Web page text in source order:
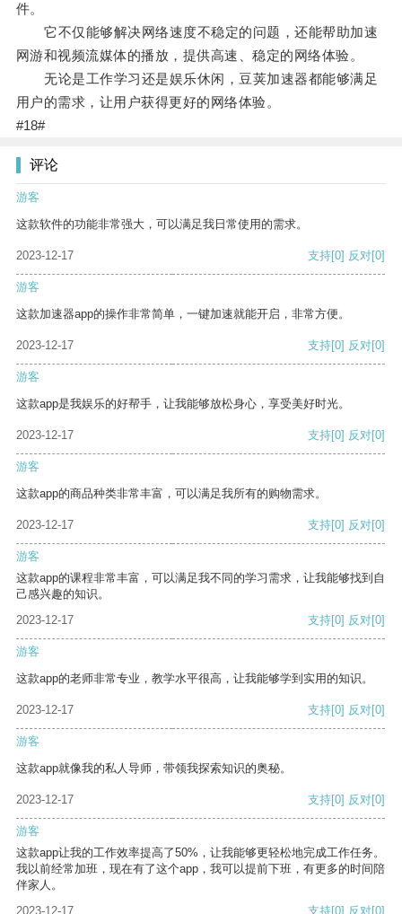
件。
它不仅能够解决网络速度不稳定的问题，还能帮助加速
网游和视频流媒体的播放，提供高速、稳定的网络体验。
无论是工作学习还是娱乐休闲，豆荚加速器都能够满足
用户的需求，让用户获得更好的网络体验。
#18#
评论
游客
这款软件的功能非常强大，可以满足我日常使用的需求。
2023-12-17 支持[0] 反对[0]
游客
这款加速器app的操作非常简单，一键加速就能开启，非常方便。
2023-12-17 支持[0] 反对[0]
游客
这款app是我娱乐的好帮手，让我能够放松身心，享受美好时光。
2023-12-17 支持[0] 反对[0]
游客
这款app的商品种类非常丰富，可以满足我所有的购物需求。
2023-12-17 支持[0] 反对[0]
游客
这款app的课程非常丰富，可以满足我不同的学习需求，让我能够找到自
己感兴趣的知识。
2023-12-17
支持[0] 反对[0]
游客
这款app的老师非常专业，教学水平很高，让我能够学到实用的知识。
2023-12-17 支持[0] 反对[0]
游客
这款app就像我的私人导师，带领我探索知识的奥秘。
2023-12-17 支持[0] 反对[0]
游客
这款app让我的工作效率提高了50%，让我能够更轻松地完成工作任务。
我以前经常加班，现在有了这个app，我可以提前下班，有更多的时间陪
伴家人。
2023-12-17
支持[0] 反对[0]